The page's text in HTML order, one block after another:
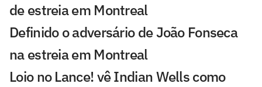
de estreia em Montreal
Definido o adversário de João Fonseca
na estreia em Montreal
Loio no Lance! vê Indian Wells como